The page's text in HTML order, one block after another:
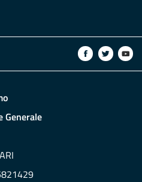
Generale